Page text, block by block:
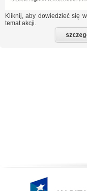
Kliknij, aby dowiedzieć się
temat akcji.